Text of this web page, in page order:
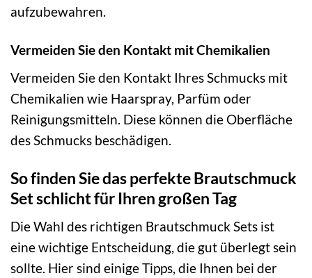
aufzubewahren.
Vermeiden Sie den Kontakt mit Chemikalien
Vermeiden Sie den Kontakt Ihres Schmucks mit
Chemikalien wie Haarspray, Parfüm oder
Reinigungsmitteln. Diese können die Oberfläche
des Schmucks beschädigen.
So finden Sie das perfekte Brautschmuck
Set schlicht für Ihren großen Tag
Die Wahl des richtigen Brautschmuck Sets ist
eine wichtige Entscheidung, die gut überlegt sein
sollte. Hier sind einige Tipps, die Ihnen bei der